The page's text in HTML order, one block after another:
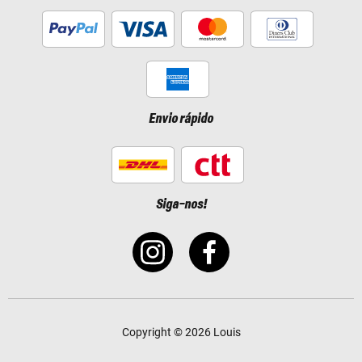
Envio rápido
Siga-nos!
Copyright © 2026 Louis